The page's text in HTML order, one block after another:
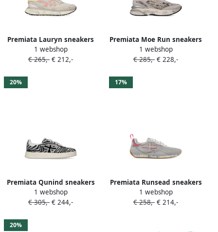
Premiata Lauryn sneakers
met logopatch Grijs
1 webshop
€ 265,- € 212,-
Premiata Moe Run sneakers
Grijs
1 webshop
€ 285,- € 228,-
20%
Premiata Qunind sneakers
met zebra-print Grijs
1 webshop
€ 305,- € 244,-
17%
Premiata Runsead sneakers
Grijs
1 webshop
€ 258,- € 214,-
20%